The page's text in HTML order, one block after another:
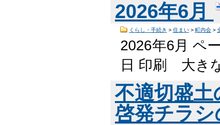
2026年6月
くらし・手続き > 住まい> 町内会>
2026年6月 ペ
日 印刷 大き
不適切盛
啓発チラ